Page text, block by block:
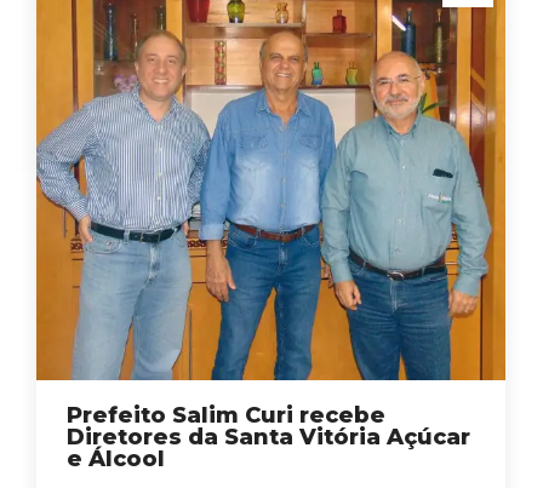
Prefeito Salim Curi recebe
Diretores da Santa Vitória Açúcar
e Álcool